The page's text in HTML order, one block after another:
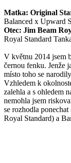
Matka: Original
Balanced x Upward
Otec: Jim Beam
Royal Standard
V květnu 2014 jsem
černou fenku. Jenže
místo toho se
Vzhledem k
zalehla a s ohledem
nemohla jsem
se rozhodla
Royal Standard) a